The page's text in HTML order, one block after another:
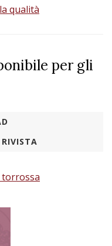
qualità
per gli
torrossa